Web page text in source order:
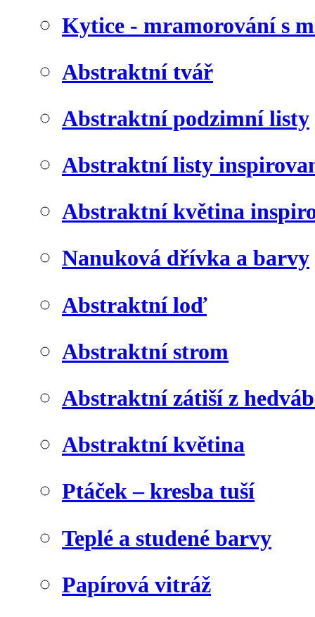
Kytice - mramorování s
Abstraktní tvář
Abstraktní podzimní listy
Abstraktní listy
Abstraktní květina
Nanuková dřívka a barvy
Abstraktní loď
Abstraktní strom
Abstraktní zátiší z
Abstraktní květina
Ptáček – kresba tuší
Teplé a studené barvy
Papírová vitráž